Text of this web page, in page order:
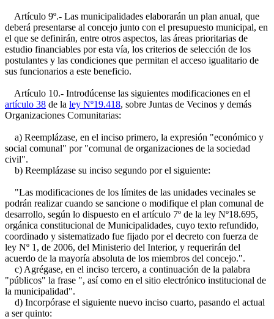
Artículo 9º.- Las municipalidades elaborarán un plan anual, que
deberá presentarse al concejo junto con el presupuesto municipal, en
el que se definirán, entre otros aspectos, las áreas prioritarias de
estudio financiables por esta vía, los criterios de selección de los
postulantes y las condiciones que permitan el acceso igualitario de
sus funcionarios a este beneficio.
Artículo 10.- Introdúcense las siguientes modificaciones en el
artículo 38 de la ley Nº19.418, sobre Juntas de Vecinos y demás
Organizaciones Comunitarias:
a) Reemplázase, en el inciso primero, la expresión "económico y
social comunal" por "comunal de organizaciones de la sociedad
civil".
b) Reemplázase su inciso segundo por el siguiente:
"Las modificaciones de los límites de las unidades vecinales se
podrán realizar cuando se sancione o modifique el plan comunal de
desarrollo, según lo dispuesto en el artículo 7º de la ley Nº18.695,
orgánica constitucional de Municipalidades, cuyo texto refundido,
coordinado y sistematizado fue fijado por el decreto con fuerza de
ley Nº 1, de 2006, del Ministerio del Interior, y requerirán del
acuerdo de la mayoría absoluta de los miembros del concejo.".
c) Agrégase, en el inciso tercero, a continuación de la palabra
"públicos" la frase ", así como en el sitio electrónico institucional de
la municipalidad".
d) Incorpórase el siguiente nuevo inciso cuarto, pasando el actual
a ser quinto: